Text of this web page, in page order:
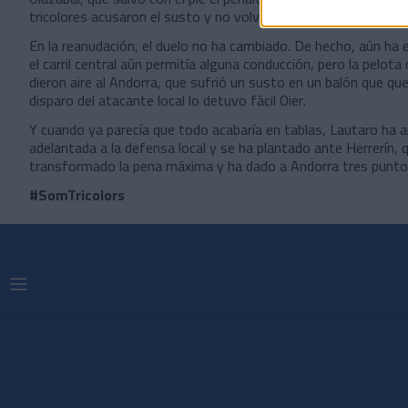
tricolores acusaron el susto y no volvieron a aparecer cerca
En la reanudación, el duelo no ha cambiado. De hecho, aún
el carril central aún permitía alguna conducción, pero la
dieron aire al Andorra, que sufrió un susto en un balón que
disparo del atacante local lo detuvo fácil Oier.
Y cuando ya parecía que todo acabaría en tablas, Lautaro ha
adelantada a la defensa local y se ha plantado ante Herrerín,
transformado la pena máxima y ha dado a Andorra tres
#SomTricolors